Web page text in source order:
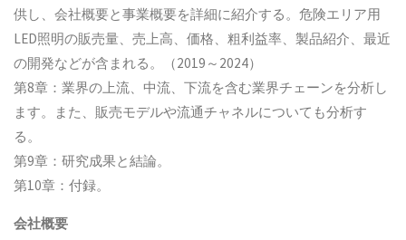
供し、会社概要と事業概要を詳細に紹介する。危険エリア用
LED照明の販売量、売上高、価格、粗利益率、製品紹介、最近
の開発などが含まれる。（2019～2024）
第8章：業界の上流、中流、下流を含む業界チェーンを分析し
ます。また、販売モデルや流通チャネルについても分析す
る。
第9章：研究成果と結論。
第10章：付録。
会社概要